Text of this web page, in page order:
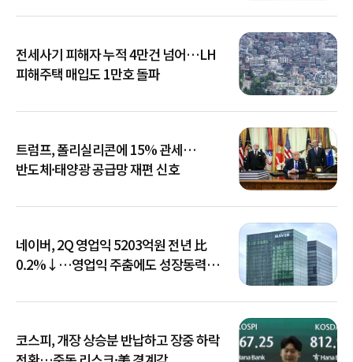
전세사기 피해자 누적 4만건 넘어…LH
피해주택 매입도 1만호 돌파
트럼프, 폴리실리콘에 15% 관세…
반도체·태양광 공급망 재편 신호
네이버, 2Q 영업익 5203억원 전년 比
0.2%↓…영업익 주춤에도 성장동력
코스피, 개장 상승분 반납하고 장중 하락